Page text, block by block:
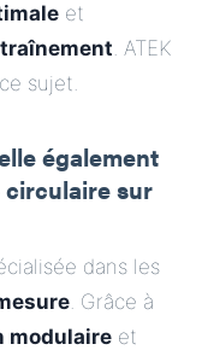
et
. ATEK
sujet.
également
sur
dans les
. Grâce à
modulaire et